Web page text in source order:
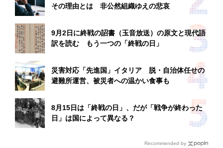
その理由とは 非公然組織ゆえの悲哀
9月2日に終戦の詔書（玉音放送）の原文と現代語
訳を読む もう一つの「終戦の日」
災害対応「先進国」イタリア 脱・自治体任せの
避難所運営、被災者への温かい食事も
8月15日は「終戦の日」、だが「戦争が終わった
日」は国によって異なる？
Recommended by